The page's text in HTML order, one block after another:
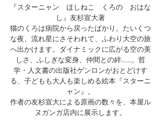
『スターニャン ほしねこ くろの おはな
し』友杉宣大著
猫のくろは病院から戻ったばかり。たいくつ
な夜、流れ星にさそわれて、ふわり大空の旅
へ出かけます。ダイナミックに広がる空の美
しさ、ふしぎな変身、仲間との絆……。哲
学・人文書の出版社ゲンロンがおとどけす
る、子どもも大人も楽しめる絵本『スターニ
ャン』。
作者の友杉宣大による原画の数々を、本屋ル
ヌガンガ店内に展示します。